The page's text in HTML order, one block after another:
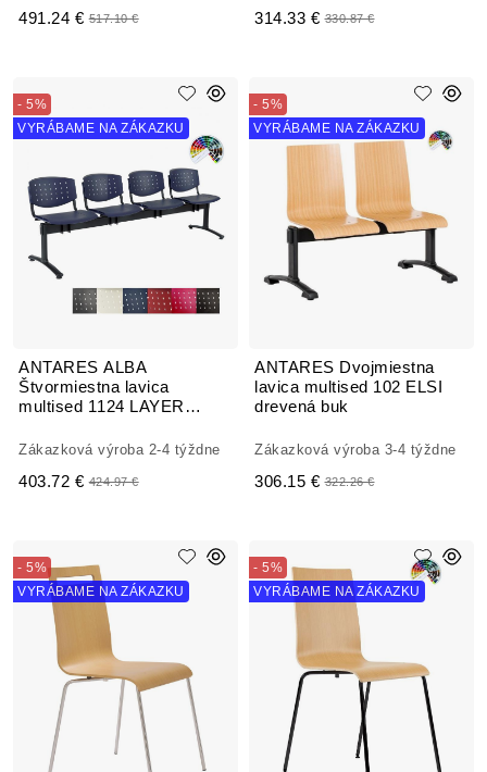
491.24 € 517.10 € 314.33 € 330.87 €
ANTARES ALBA
Štvormiestna lavica
multised 1124 LAYER
- 5%
VYRÁBAME NA ZÁKAZKU
Zákazková výroba 2-4 týždne
403.72 € 424.97 €
ANTARES Dvojmiestna
lavica multised 102 ELSI
drevená buk
- 5%
VYRÁBAME NA ZÁKAZKU
Zákazková výroba 3-4 týždne
306.15 € 322.26 €
- 5%
VYRÁBAME NA ZÁKAZKU
- 5%
VYRÁBAME NA ZÁKAZKU